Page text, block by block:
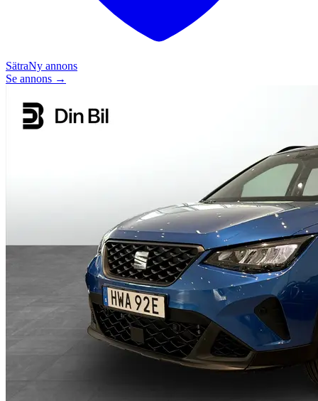
SätraNy annons
Se annons →